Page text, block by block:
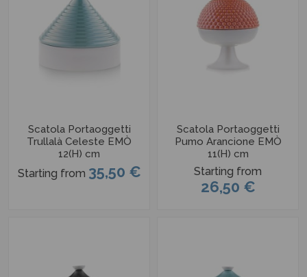
Scatola Portaoggetti
Trullalà Celeste EMÒ
12(H) cm
Starting from 35,50 €
Scatola Portaoggetti
Pumo Arancione EMÒ
11(H) cm
Starting from
26,50 €